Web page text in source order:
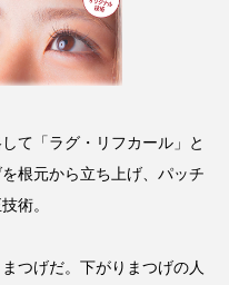
SNS
ギー アロマ
リチュード
ューティー 冷え
て「ラグ・リフカール」と
根元から立ち上げ、パッチ
術。
つげだ。下がりまつげの人